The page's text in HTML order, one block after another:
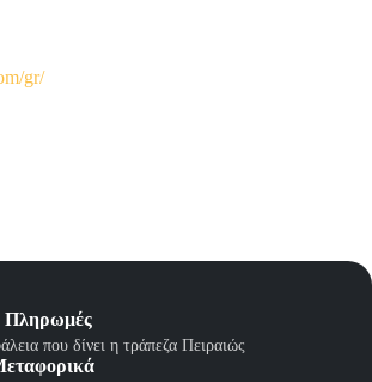
gr/
Πληρωμές
που δίνει η τράπεζα Πειραιώς